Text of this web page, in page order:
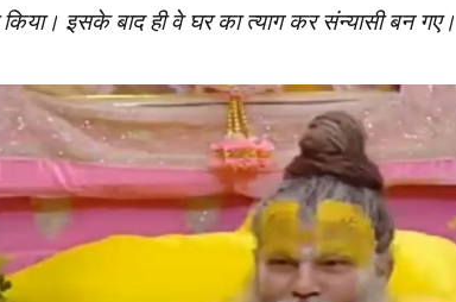
इसके बाद ही वे घर का त्याग कर संन्यासी बन गए।